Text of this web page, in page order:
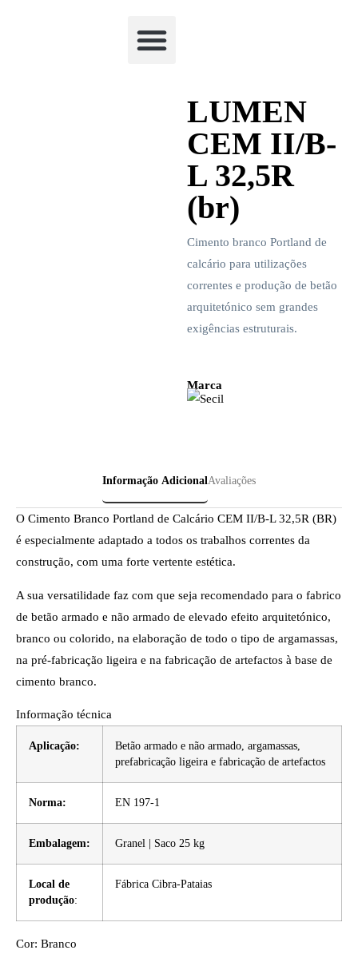
LUMEN
CEM II/B-
L 32,5R
(br)
Cimento branco Portland de
calcário para utilizações
correntes e produção de betão
arquitetónico sem grandes
exigências estruturais.
Marca
Informação AdicionalAvaliações
O Cimento Branco Portland de Calcário CEM II/B-L 32,5R (BR)
é especialmente adaptado a todos os trabalhos correntes da
construção, com uma forte vertente estética.
A sua versatilidade faz com que seja recomendado para o fabrico
de betão armado e não armado de elevado efeito arquitetónico,
branco ou colorido, na elaboração de todo o tipo de argamassas,
na pré-fabricação ligeira e na fabricação de artefactos à base de
cimento branco.
Informação técnica
Aplicação:
Betão armado e não armado, argamassas,
prefabricação ligeira e fabricação de artefactos
Norma: EN 197-1
Embalagem: Granel | Saco 25 kg
Local de
produção:
Fábrica Cibra-Pataias
Cor: Branco